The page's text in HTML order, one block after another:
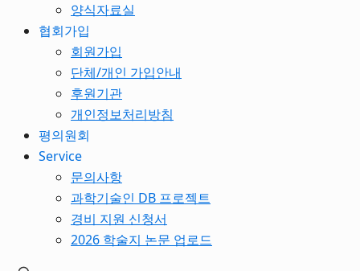
양식자료실
협회가입
회원가입
단체/개인 가입안내
후원기관
개인정보처리방침
평의원회
Service
문의사항
과학기술인 DB 프로젝트
경비 지원 신청서
2026 학술지 논문 업로드